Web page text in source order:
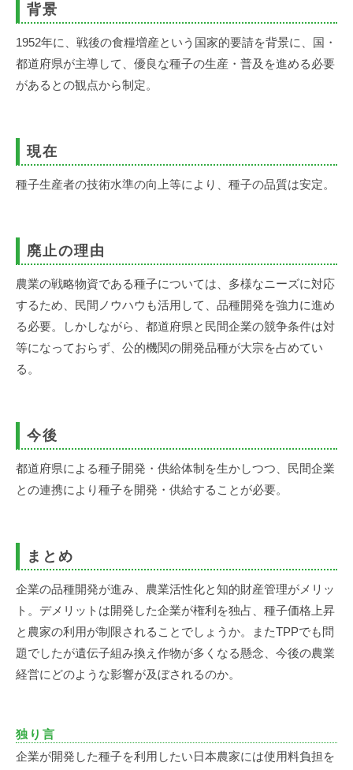
背景
1952年に、戦後の食糧増産という国家的要請を背景に、国・
都道府県が主導して、優良な種子の生産・普及を進める必要
があるとの観点から制定。
現在
種子生産者の技術水準の向上等により、種子の品質は安定。
廃止の理由
農業の戦略物資である種子については、多様なニーズに対応
するため、民間ノウハウも活用して、品種開発を強力に進め
る必要。しかしながら、都道府県と民間企業の競争条件は対
等になっておらず、公的機関の開発品種が大宗を占めてい
る。
今後
都道府県による種子開発・供給体制を生かしつつ、民間企業
との連携により種子を開発・供給することが必要。
まとめ
企業の品種開発が進み、農業活性化と知的財産管理がメリッ
ト。デメリットは開発した企業が権利を独占、種子価格上昇
と農家の利用が制限されることでしょうか。またTPPでも問
題でしたが遺伝子組み換え作物が多くなる懸念、今後の農業
経営にどのような影響が及ぼされるのか。
独り言
企業が開発した種子を利用したい日本農家には使用料負担を